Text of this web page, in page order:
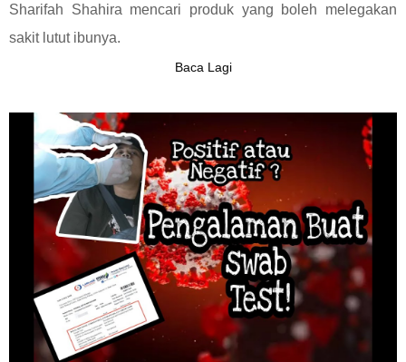
Sharifah Shahira mencari produk yang boleh melegakan
sakit lutut ibunya.
Baca Lagi